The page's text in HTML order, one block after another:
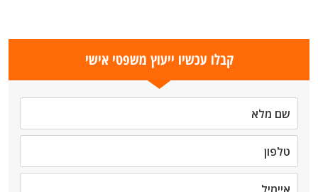
קבלו עכשיו ייעוץ משפטי אישי